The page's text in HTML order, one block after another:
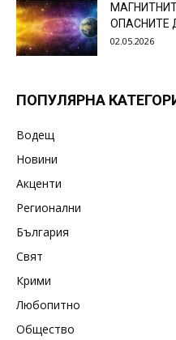
ОПАСНИТЕ
02.05.2026
ПОПУЛЯРНА
Водещ
Новини
Акценти
Регионални
България
Свят
Крими
Любопитно
Общество